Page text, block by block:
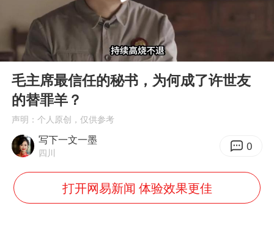
出口禁令驱动有色板块大涨
秋天的第一杯奶茶到底有多火
38岁演员求职万岁山NPC成功
胜宏科技：股票交易异常波动
胡彦斌获《歌手2026》歌王
东航：国内客票提前14天免费退改
美股存储板块集体大跌
Play
00:00
毛主席最信任的秘书，为何成了许世友
的替罪羊？
声明：个人原创，仅供参考
写下一文一墨
四川 0
打开网易新闻 体验效果更佳